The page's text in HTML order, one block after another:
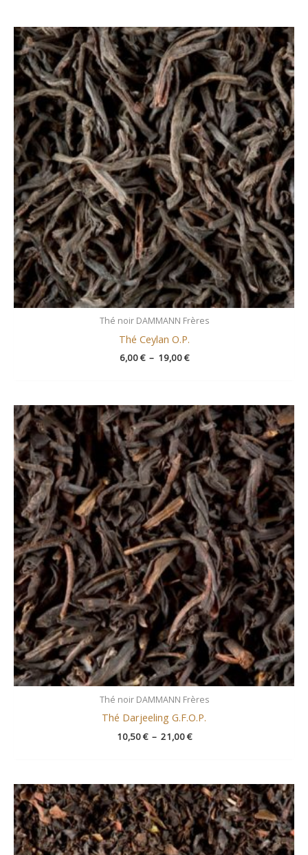
Thé noir DAMMANN Frères
Thé Ceylan O.P.
6,00€ – 19,00€
Plage
de
prix :
6,00 €
à
19,00 €
Thé noir DAMMANN Frères
Thé Darjeeling G.F.O.P.
10,50€ – 21,00€
Plage
de
prix :
10,50 €
à
21,00 €
Plage
de
prix :
6,50 €
à
17,00 €